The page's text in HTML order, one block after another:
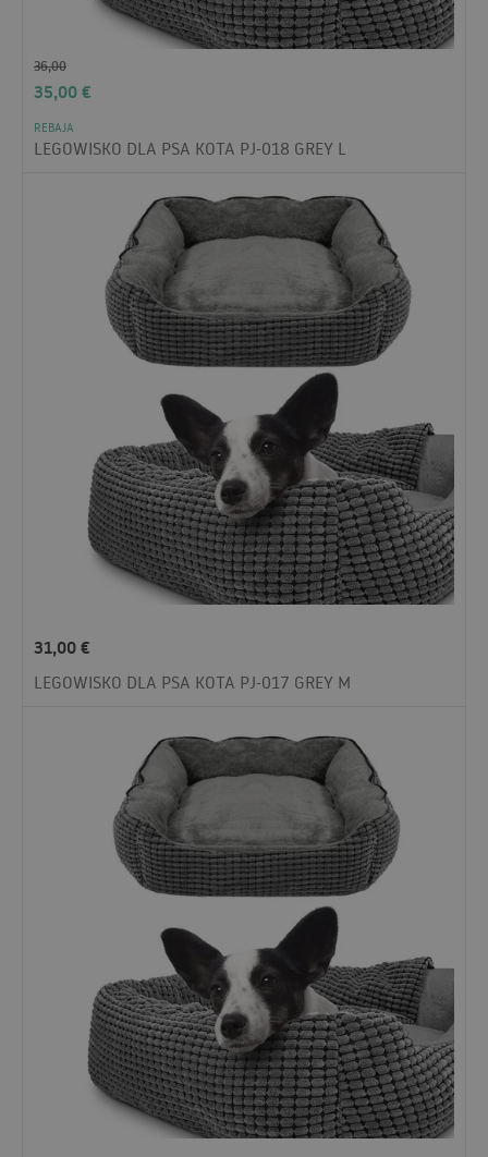
36,00
35,00€
REBAJA
LEGOWISKO DLA PSA KOTA PJ-018 GREY L
31,00€
LEGOWISKO DLA PSA KOTA PJ-017 GREY M